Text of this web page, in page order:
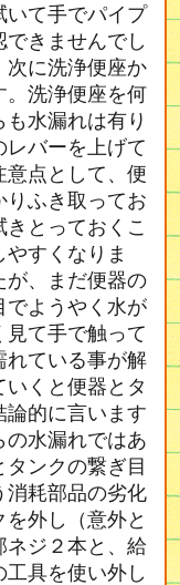
いて手でパイプ
きませんでし
次に洗浄便座か
。洗浄便座を何
水漏れは有り
レバーを上げて
意点として、便
りふき取ってお
きとっておくこ
すくなりま
が、まだ便器の
でようやく水が
て手で触って
れている事が解
いくと便器とタ
論的に言います
の水漏れではあ
ンクの繋ぎ目
消耗部品の劣化
外し（意外と
ネジ２本と、給
具を使い外し